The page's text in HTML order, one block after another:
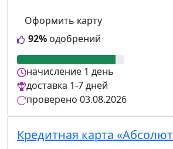
92% одобрений
Оформить карту
начисление 1 день
доставка 1-7 дней
проверено 03.08.2026
Кредитная карта